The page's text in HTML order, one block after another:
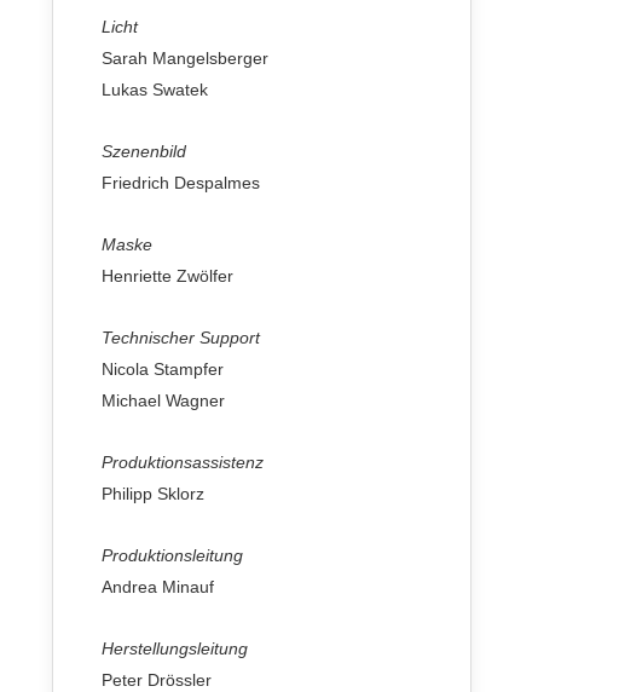
Licht
Sarah Mangelsberger
Lukas Swatek
Szenenbild
Friedrich Despalmes
Maske
Henriette Zwölfer
Technischer Support
Nicola Stampfer
Michael Wagner
Produktionsassistenz
Philipp Sklorz
Produktionsleitung
Andrea Minauf
Herstellungsleitung
Peter Drössler